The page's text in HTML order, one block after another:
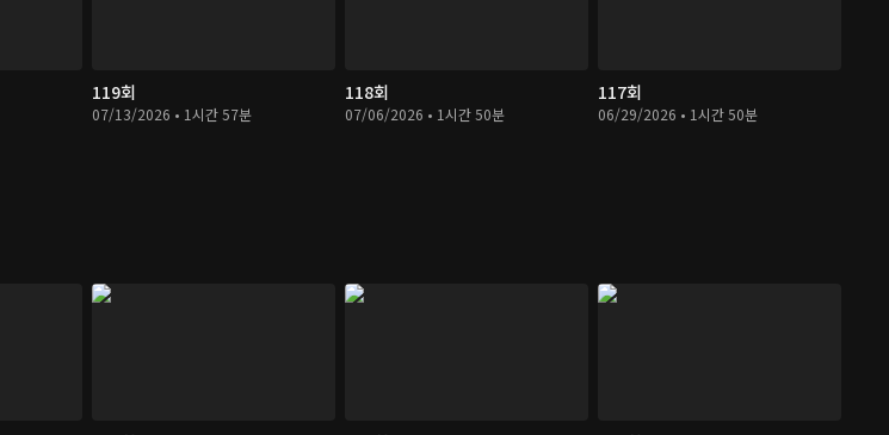
119회
07/13/2026 • 1시간 57분
118회
07/06/2026 • 1시간 50분
117회
06/29/2026 • 1시간 50분